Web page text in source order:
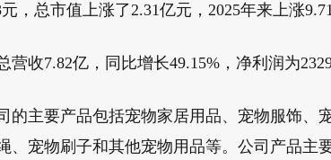
总市值上涨了2.31亿元，2025年来上涨
7.82亿，同比增长49.15%，净利润为
主要产品包括宠物家居用品、宠物服饰、
宠物刷子和其他宠物用品等。公司产品主